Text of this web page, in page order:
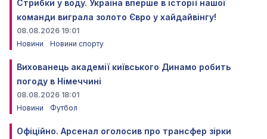
Стрибки у воду. Україна вперше в історії нашої
команди виграла золото Євро у хайдайвінгу!
08.08.2026 19:01
Новини
Новини спорту
Вихованець академії київського Динамо робить
погоду в Німеччині
08.08.2026 18:01
Новини
Футбол
Офіційно. Арсенал оголосив про трансфер зірки